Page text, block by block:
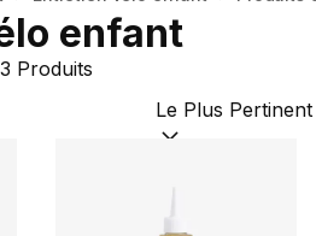
enfant
3 Produits
Trier par :